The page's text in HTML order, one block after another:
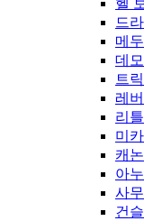
헬
드
메
데
트
레
리
미
캐
아
사무
건